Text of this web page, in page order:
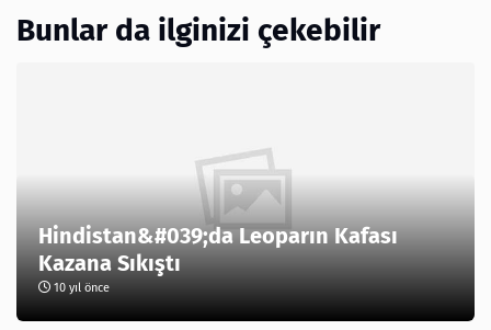
Bunlar da ilginizi çekebilir
Hindistan&#039;da Leoparın Kafası
Kazana Sıkıştı
10 yıl önce